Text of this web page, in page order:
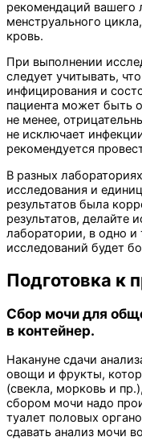
рекомендаций вашего
менструального
кровь.
При выполнении
следует учитывать,
инфицирования и
пациента может быть
не менее,
не исключает
рекомендуется
В разных
исследования и
результатов была
результатов, делайте
лаборатории, в одно
исследований будет
Подготовка к
Сбор мочи для
в контейнер.
Накануне сдачи
овощи и фрукты,
(свекла, морковь и
сбором мочи надо
туалет половых
сдавать анализ мочи